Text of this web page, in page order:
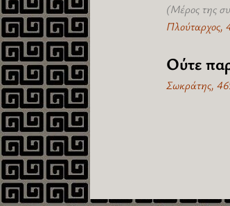
(Μέρος της
Πλούταρχος,
Ούτε
Σωκράτης,